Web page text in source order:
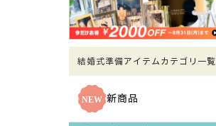
結婚式準備アイテムカテゴリ一覧
新商品